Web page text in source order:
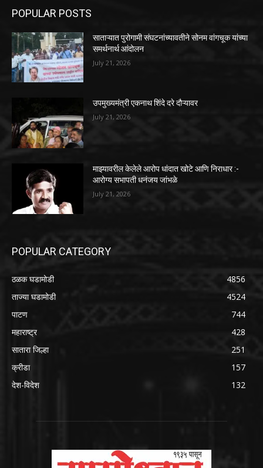
POPULAR POSTS
साताऱ्यात पुरोगामी संघटनांच्यावतीने सोनम वांगचूक यांच्या
समर्थनार्थ आंदोलन
July 21, 2026
उपमुख्यमंत्री एकनाथ शिंदे दरे दौऱ्यावर
July 21, 2026
माझ्यावरील केलेले आरोप धांदात खोटे आणि निराधार :-
आरोग्य सभापती धनंजय जांभळे
July 21, 2026
POPULAR CATEGORY
ठळक घडामोडी
4856
ताज्या घडामोडी
4524
पाटण
744
महाराष्ट्र
428
सातारा जिल्हा
251
क्रीडा
157
देश-विदेश
132